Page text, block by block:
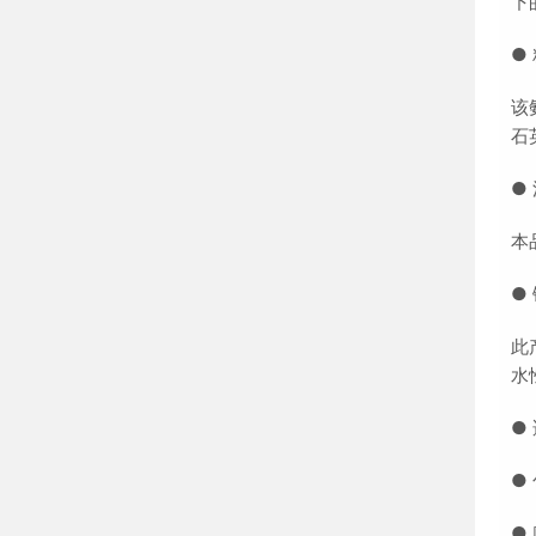
●
该
石
●
本
●
此
水
●
●